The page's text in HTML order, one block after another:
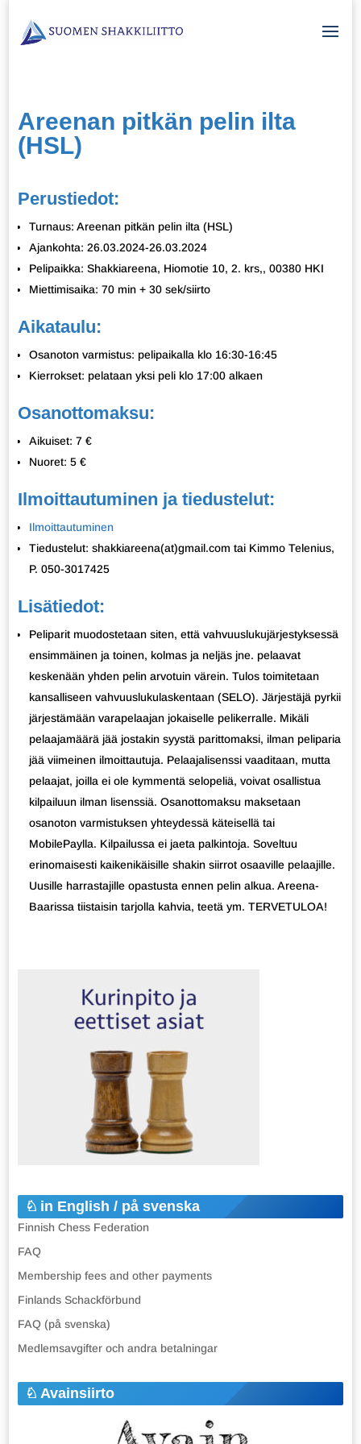
Areenan pitkän pelin ilta
(HSL)
Perustiedot:
Turnaus: Areenan pitkän pelin ilta (HSL)
Ajankohta: 26.03.2024-26.03.2024
Pelipaikka: Shakkiareena, Hiomotie 10, 2. krs,, 00380 HKI
Miettimisaika: 70 min + 30 sek/siirto
Aikataulu:
Osanoton varmistus: pelipaikalla klo 16:30-16:45
Kierrokset: pelataan yksi peli klo 17:00 alkaen
Osanottomaksu:
Aikuiset: 7 €
Nuoret: 5 €
Ilmoittautuminen ja tiedustelut:
Ilmoittautuminen
Tiedustelut: shakkiareena(at)gmail.com tai Kimmo Telenius,
P. 050-3017425
Lisätiedot:
Peliparit muodostetaan siten, että vahvuuslukujärjestyksessä
ensimmäinen ja toinen, kolmas ja neljäs jne. pelaavat
keskenään yhden pelin arvotuin värein. Tulos toimitetaan
kansalliseen vahvuuslukulaskentaan (SELO). Järjestäjä pyrkii
järjestämään varapelaajan jokaiselle pelikerralle. Mikäli
pelaajamäärä jää jostakin syystä parittomaksi, ilman peliparia
jää viimeinen ilmoittautuja. Pelaajalisenssi vaaditaan, mutta
pelaajat, joilla ei ole kymmentä selopeliä, voivat osallistua
kilpailuun ilman lisenssiä. Osanottomaksu maksetaan
osanoton varmistuksen yhteydessä käteisellä tai
MobilePaylla. Kilpailussa ei jaeta palkintoja. Soveltuu
erinomaisesti kaikenikäisille shakin siirrot osaaville pelaajille.
Uusille harrastajille opastusta ennen pelin alkua. Areena-
Baarissa tiistaisin tarjolla kahvia, teetä ym. TERVETULOA!
in English / på svenska
Finnish Chess Federation
FAQ
Membership fees and other payments
Finlands Schackförbund
FAQ (på svenska)
Medlemsavgifter och andra betalningar
Avainsiirto